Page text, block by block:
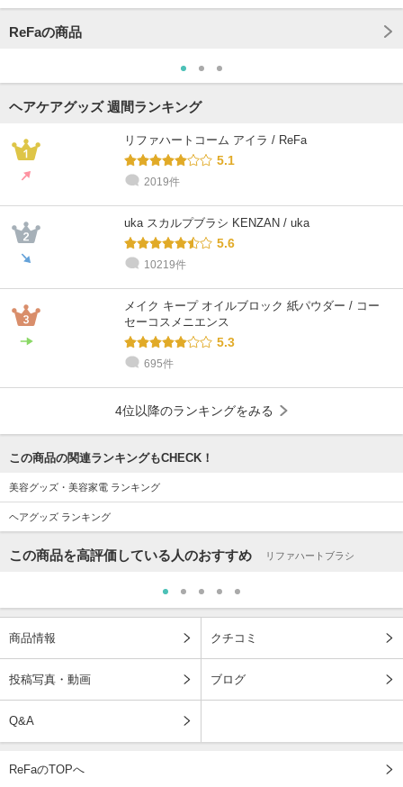
Honda
ReFaの商品
ヘアケアグッズ 週間ランキング
リファハートコーム アイラ / ReFa
5.1
2019件
uka スカルプブラシ KENZAN / uka
5.6
10219件
メイク キープ オイルブロック 紙パウダー / コー
セーコスメニエンス
5.3
695件
4位以降のランキングをみる
この商品の関連ランキングもCHECK！
美容グッズ・美容家電 ランキング
ヘアグッズ ランキング
この商品を高評価している人のおすすめ リファハートブラシ
商品情報 クチコミ
投稿写真・動画 ブログ
Q&A
ReFaのTOPへ